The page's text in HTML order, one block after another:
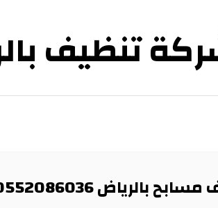
تنظيف
بالرياض 0552086036